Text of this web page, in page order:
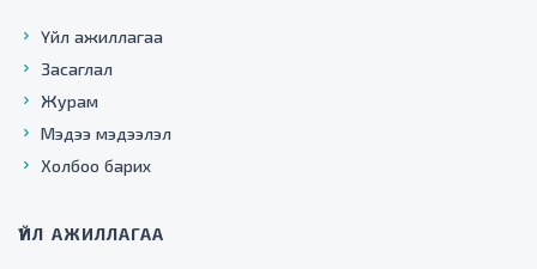
Үйл ажиллагаа
Засаглал
Журам
Мэдээ мэдээлэл
Холбоо барих
ҮЙЛ АЖИЛЛАГАА